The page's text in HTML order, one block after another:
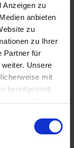
Anzeigen zu
anbieten
zu
zu Ihrer
Partner für
Unsere
mit
bereitgestellt
dass
des New
haben
von
dabei helfen,
die die
Ihrer
Work sind nicht
stilvoll und